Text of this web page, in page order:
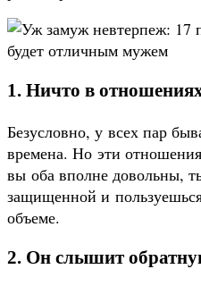
1. Ничто в
Безусловно, у всех пар
времена. Но эти
вы оба вполне довольны,
защищенной и
объеме.
2. Он слышит